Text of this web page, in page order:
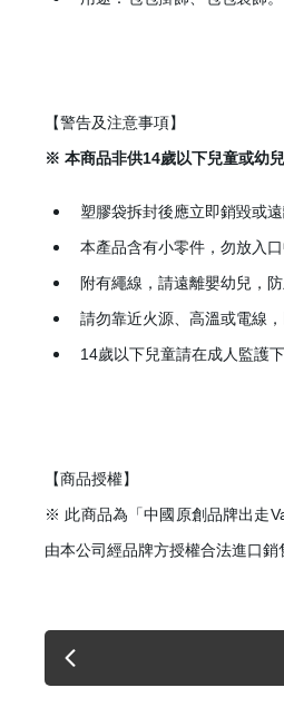
【警告及注意事項】
※ 本商品非供14歲以下兒童或幼兒
塑膠袋拆封後應立即銷毀或
本產品含有小零件，勿放入
附有繩線，請遠離嬰幼兒，防
請勿靠近火源、高溫或電線，
14歲以下兒童請在成人監護下
【商品授權】
※ 此商品為「中國原創品牌出走
由本公司經品牌方授權合法進口銷